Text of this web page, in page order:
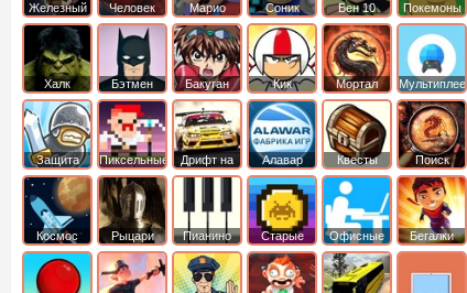
Железный
человек
Человек
Паук
Марио Соник Бен 10 Покемоны
Халк Бэтмен Бакуган
Кик
Бутовский
Мортал
комбат
Мультиплеер
Защита
королевства
Пиксельные
Дрифт на
машинах
Алавар Квесты
Поиск
предметов
Космос Рыцари Пианино Старые Офисные Бегалки